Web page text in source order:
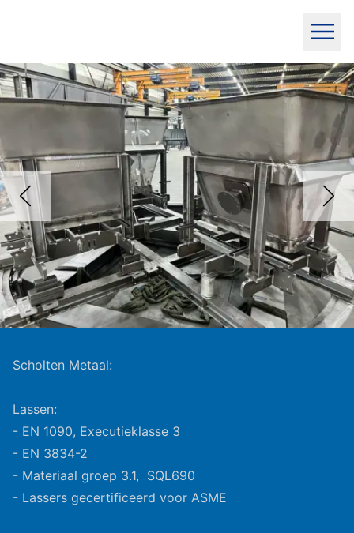
Scholten Metaal:
Lassen:
- EN 1090, Executieklasse 3
- EN 3834-2
- Materiaal groep 3.1, SQL690
- Lassers gecertificeerd voor ASME